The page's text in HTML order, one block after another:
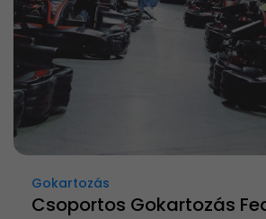
Gokartozás
Csoportos Gokartozás